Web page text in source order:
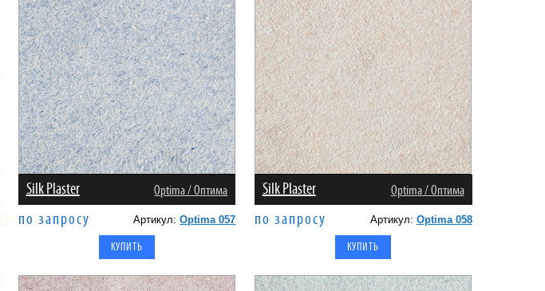
Silk Plaster Оptima / Оптима
по запросу Артикул:Optima 057
Silk Plaster Оptima / Оптима
по запросу Артикул: Optima 058